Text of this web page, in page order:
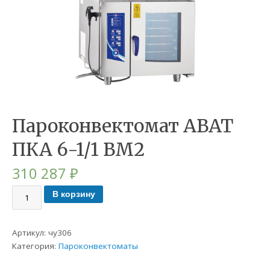
Пароконвектомат ABAT
ПКА 6-1/1 ВМ2
310 287₽
В корзину
Артикул:чу306
Категория:Пароконвектоматы